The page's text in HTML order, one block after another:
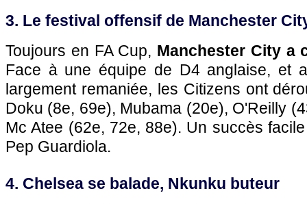
3. Le festival offensif de Manchester
Toujours en FA Cup, Manchester City a
Face à une équipe de D4 anglaise, et
largement remaniée, les Citizens ont
Doku (8e, 69e), Mubama (20e), O'Reilly
Mc Atee (62e, 72e, 88e). Un succès
Pep Guardiola.
4. Chelsea se balade, Nkunku buteur